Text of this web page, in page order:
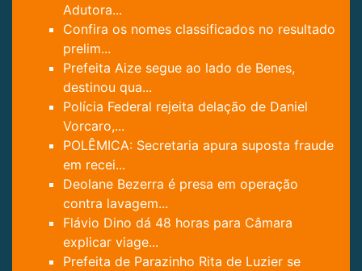
Adutora...
Confira os nomes classificados no resultado
prelim...
Prefeita Aize segue ao lado de Benes,
destinou qua...
Polícia Federal rejeita delação de Daniel
Vorcaro,...
POLÊMICA: Secretaria apura suposta fraude
em recei...
Deolane Bezerra é presa em operação
contra lavagem...
Flávio Dino dá 48 horas para Câmara
explicar viage...
Prefeita de Parazinho Rita de Luzier se